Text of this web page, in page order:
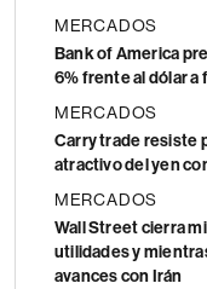
MERCADOS
Bank of America
6% frente al dólar a
MERCADOS
Carry trade resiste
atractivo del yen
MERCADOS
Wall Street cierra
utilidades y
avances con Irán